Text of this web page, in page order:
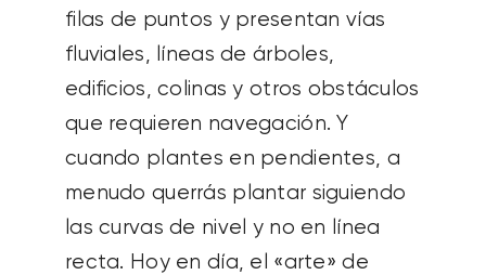
filas de puntos y presentan vías
fluviales, líneas de árboles,
edificios, colinas y otros obstáculos
que requieren navegación. Y
cuando plantes en pendientes, a
menudo querrás plantar siguiendo
las curvas de nivel y no en línea
recta. Hoy en día, el «arte» de